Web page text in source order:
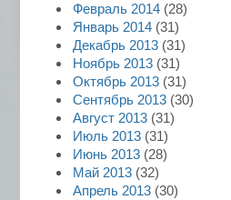
Февраль 2014 (28)
Январь 2014 (31)
Декабрь 2013 (31)
Ноябрь 2013 (31)
Октябрь 2013 (31)
Сентябрь 2013 (30)
Август 2013 (31)
Июль 2013 (31)
Июнь 2013 (28)
Май 2013 (32)
Апрель 2013 (30)